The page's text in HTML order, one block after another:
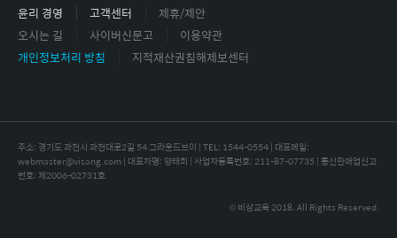
윤리 경영 고객센터
제휴/제안
오시는 길
사이버신문고
이용약관
개인정보처리 방침
지적재산권침해제보센터
주소: 경기도 과천시 과천대로2길 54 그라운드브이 | TEL: 1544-0554 | 대표메일:
webmaster@visang.com | 대표자명: 양태회 | 사업자등록번호: 211-87-07735 | 통신판매업신고
번호: 제2006-02731호
© 비상교육 2018. All Rights Reserved.